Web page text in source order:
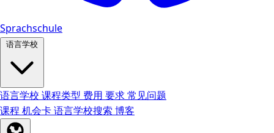
Sprachschule
语言学校
语言学校 课程类型 费用 要求常见问题
课程 机会卡语言学校搜索 博客